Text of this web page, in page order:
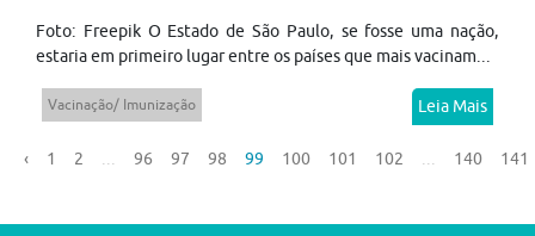
Foto: Freepik O Estado de São Paulo, se fosse uma nação,
estaria em primeiro lugar entre os países que mais vacinam...
Vacinação/ Imunização Leia Mais
‹ 1 2 96 97 98 99 100 101 102 140 141